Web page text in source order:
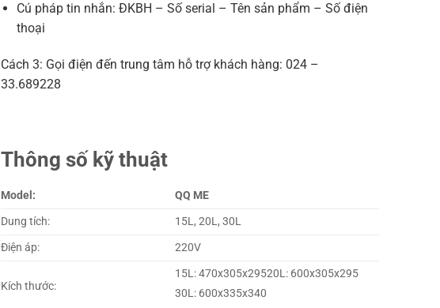
Cú pháp tin nhắn: ĐKBH – Số serial – Tên sản phẩm – Số điện
thoại
Cách 3: Gọi điện đến trung tâm hỗ trợ khách hàng: 024 –
33.689228
Thông số kỹ thuật
Model:
QQ ME
Dung tích:
15L, 20L, 30L
Điện áp:
220V
Kích thước:
15L: 470x305x29520L: 600x305x295
30L: 600x335x340